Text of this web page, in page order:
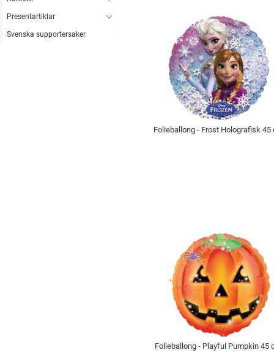
Presentartiklar
Svenska supportersaker
Folieballong - Frost Holografisk 45
Folieballong - Playful Pumpkin 45